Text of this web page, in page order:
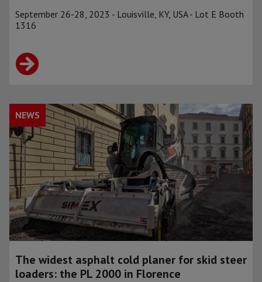
September 26-28, 2023 - Louisville, KY, USA - Lot E Booth
1316
The widest asphalt cold planer for skid steer
loaders: the PL 2000 in Florence
NEWS